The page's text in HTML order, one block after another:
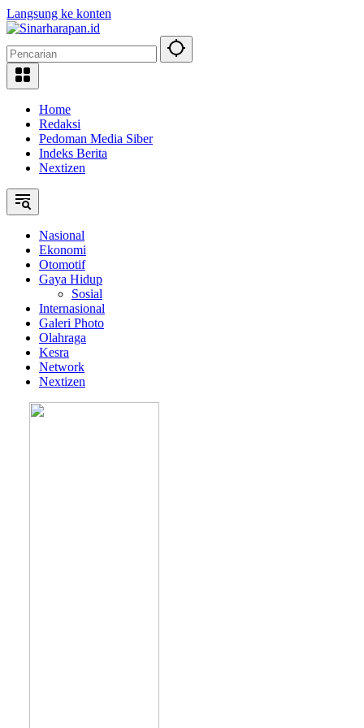
Langsung ke konten
Home
Redaksi
Pedoman Media Siber
Indeks Berita
Nextizen
Nasional
Ekonomi
Otomotif
Gaya Hidup
Sosial
Internasional
Galeri Photo
Olahraga
Kesra
Network
Nextizen